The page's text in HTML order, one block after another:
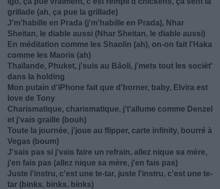
grillade (ah, ça pue la grillade)
J'm'habille en Prada (j'm'habille en Prada), Nhar
Sheitan, le diable aussi (Nhar Sheitan, le diable aussi)
En méditation comme les Shaolin (ah), on-on fait l'Haka
comme les Maoris (ah)
Thaïlande, Phuket, j'suis au Bâoli, j'mets tout les sociét'
dans la holding
Mon putain d'iPhone fait que d'borner, baby, Elvira est
love de Tony
Charismatique, charismatique, j't'allume comme Denzel
et j'vais graille (bouh)
Toute la journée, j'joue au flipper, carte infinity, bourré à
Vegas (boum)
J'sais pas si j'vais faire un refrain, allez nique sa mère,
j'en fais pas (allez nique sa mère, j'en fais pas)
Juste l'instru, c'est une te-tar, juste l'instru, c'est une te-
tar (binks, binks, binks)